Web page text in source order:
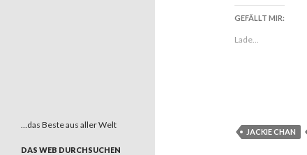
GEFÄLLT MIR:
Lade...
JACKIE CHAN
…das Beste aus aller Welt
DAS WEB DURCHSUCHEN